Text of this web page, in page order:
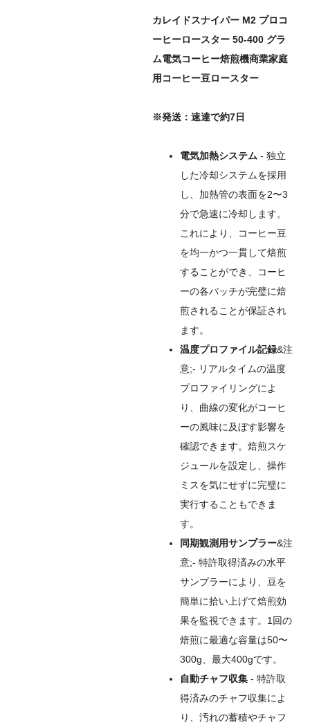
カレイドスナイパー M2 プロコ
ーヒーロースター 50-400 グラ
ム電気コーヒー焙煎機商業家庭
用コーヒー豆ロースター
※発送：速達で約7日
電気加熱システム - 独立
した冷却システムを採用
し、加熱管の表面を2〜3
分で急速に冷却します。
これにより、コーヒー豆
を均一かつ一貫して焙煎
することができ、コーヒ
ーの各バッチが完璧に焙
煎されることが保証され
ます。
温度プロファイル記録&注
意;- リアルタイムの温度
プロファイリングによ
り、曲線の変化がコーヒ
ーの風味に及ぼす影響を
確認できます。焙煎スケ
ジュールを設定し、操作
ミスを気にせずに完璧に
実行することもできま
す。
同期観測用サンプラー&注
意;- 特許取得済みの水平
サンプラーにより、豆を
簡単に拾い上げて焙煎効
果を監視できます。1回の
焙煎に最適な容量は50〜
300g、最大400gです。
自動チャフ収集 - 特許取
得済みのチャフ収集によ
り、汚れの蓄積やチャフ